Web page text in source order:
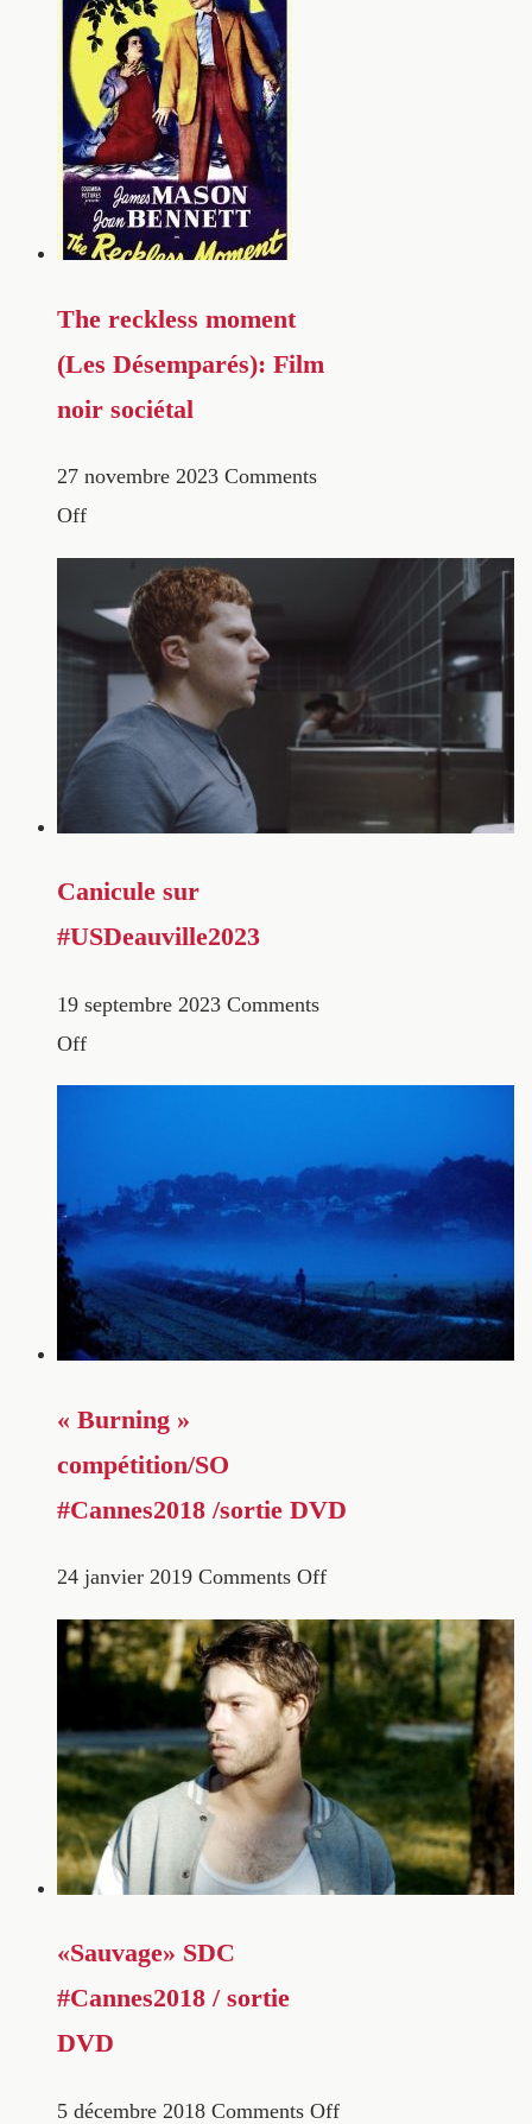
The reckless moment
(Les Désemparés): Film
noir sociétal
27 novembre 2023 Comments
Off
Canicule sur
#USDeauville2023
19 septembre 2023 Comments
Off
« Burning »
compétition/SO
#Cannes2018 /sortie DVD
24 janvier 2019 Comments Off
«Sauvage» SDC
#Cannes2018 / sortie
DVD
5 décembre 2018 Comments Off